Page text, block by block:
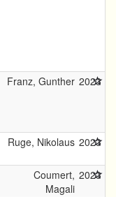
Franz, Gunther 2023
Ruge, Nikolaus 2023
Coumert,
Magali
2023